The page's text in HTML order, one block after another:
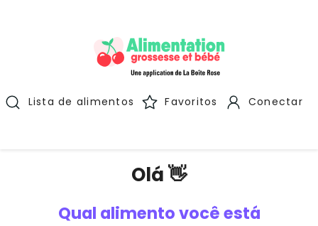
Lista de alimentos Favoritos Conectar
Olá 👋
Qual alimento você está